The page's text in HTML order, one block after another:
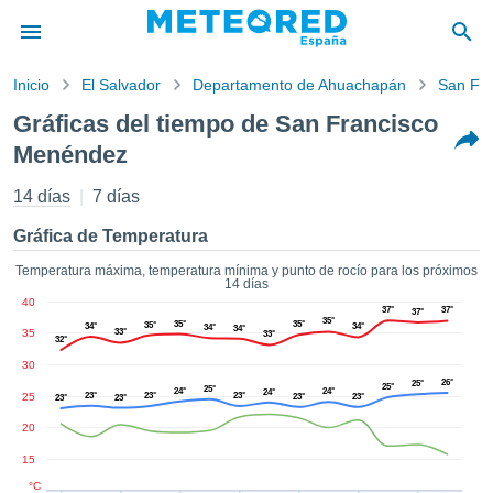
de
para
que se
a este
las
y
digital
basada
Inicio El Salvador Departamento de Ahuachapán San
Gráficas del tiempo de San Francisco
Menéndez
14 días 7 días
Gráfica de Temperatura
Temperatura máxima, temperatura mínima y punto de rocío para los próximos
14 días
15
20
25
30
35
40
°C
32°
34°
33°
35° 35° 34° 34°
33°
35° 35°
34°
37° 37° 37°
23° 23° 23° 23° 24° 25°
23° 24° 23°
24°
23°
25° 25° 26°